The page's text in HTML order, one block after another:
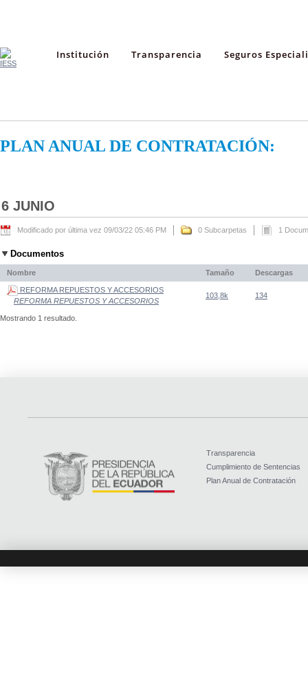
Institución Transparencia Seguros
PLAN ANUAL DE CONTRATACIÓN:
6 JUNIO
Modificado por última vez 09/03/22 05:46 PM 0 Subcarpetas 1
Documentos
Nombre Tamaño Descargas
REFORMA REPUESTOS Y ACCESORIOS
REFORMA REPUESTOS Y ACCESORIOS
103,8k 134
Mostrando 1 resultado.
Transparencia
Cumplimiento de Sentencias
Plan Anual de Contratación